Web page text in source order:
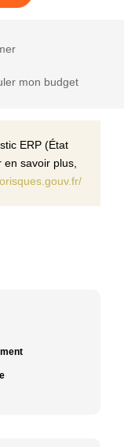
mon budget
ERP (État
savoir plus,